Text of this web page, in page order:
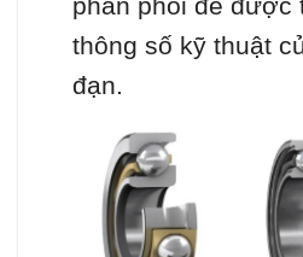
phân phối để được
thông số kỹ thuật
đạn.